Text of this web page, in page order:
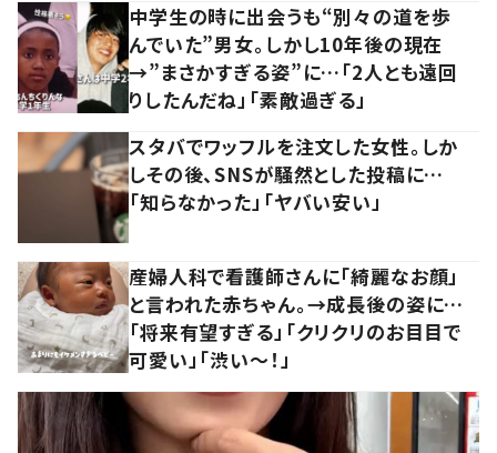
中学生の時に出会うも“別々の道を歩
んでいた”男女。しかし10年後の現在
→”まさかすぎる姿”に…「2人とも遠回
りしたんだね」「素敵過ぎる」
スタバでワッフルを注文した女性。しか
しその後、SNSが騒然とした投稿に…
「知らなかった」「ヤバい安い」
産婦人科で看護師さんに「綺麗なお顔」
と言われた赤ちゃん。→成長後の姿に…
「将来有望すぎる」「クリクリのお目目で
可愛い」「渋い～！」